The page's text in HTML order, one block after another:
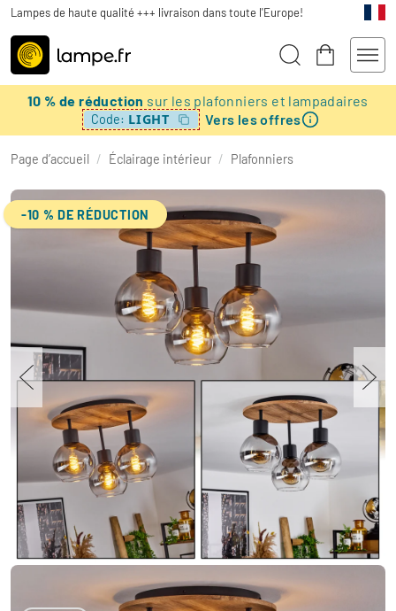
Lampes de haute qualité +++ livraison dans toute l'Europe!
10 % de réduction sur les plafonniers et lampadaires
Code: LIGHT Vers les offres
Page d’accueil / Éclairage intérieur / Plafonniers
-10 % DE RÉDUCTION